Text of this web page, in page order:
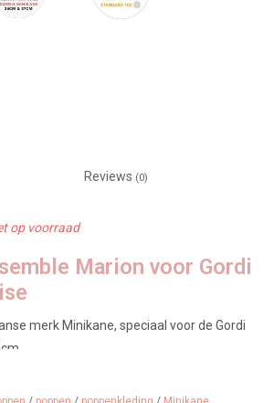
Reviews (0)
op voorraad
Marion voor Gordi
merk Minikane, speciaal voor de Gordi
verpakt in een stijlvol ziplockzakje waar het